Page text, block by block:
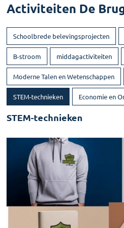
Activiteiten De
Schoolbrede belevingsprojecten
B-stroom middagactiviteiten
Moderne Talen en Wetenschappen
STEM-technieken Economie en
STEM-technieken